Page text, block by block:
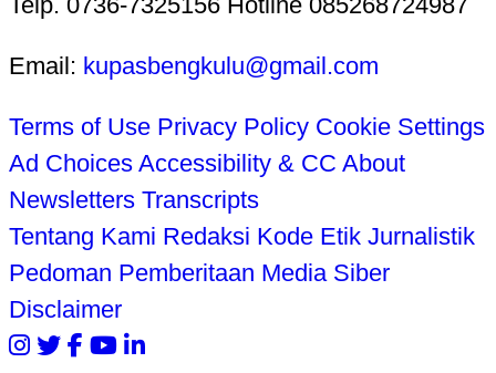
Email: kupasbengkulu@gmail.com
Terms of Use Privacy Policy Cookie Settings
Ad Choices Accessibility & CC About
Newsletters Transcripts
Tentang Kami Redaksi Kode Etik Jurnalistik
Pedoman Pemberitaan Media Siber
Disclaimer